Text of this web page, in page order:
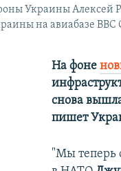
Украины Алексей
на авиабазе
На фоне
снова
пишет
"Мы теперь